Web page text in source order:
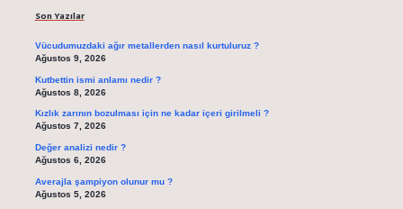
Son Yazılar
Vücudumuzdaki ağır metallerden nasıl kurtuluruz ?
Ağustos 9, 2026
Kutbettin ismi anlamı nedir ?
Ağustos 8, 2026
Kızlık zarının bozulması için ne kadar içeri girilmeli ?
Ağustos 7, 2026
Değer analizi nedir ?
Ağustos 6, 2026
Averajla şampiyon olunur mu ?
Ağustos 5, 2026